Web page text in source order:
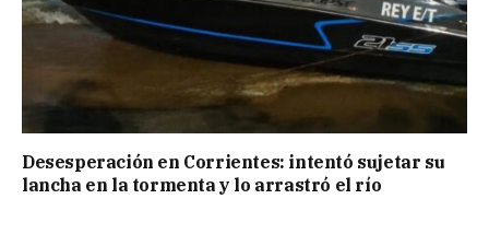
Desesperación en Corrientes: intentó sujetar su
lancha en la tormenta y lo arrastró el río